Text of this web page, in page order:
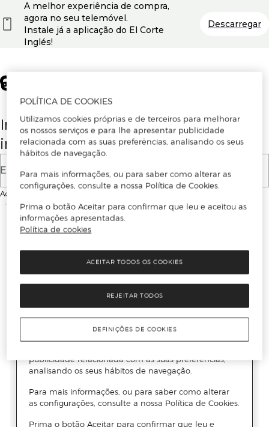
Insira o seu email para se registar ou
iniciar sessão.
E-mail
Ao continuar, aceitas as
A melhor experiência de compra,
agora no seu telemóvel.
Instale já a aplicação do El Corte
Inglés!
Descarregar
POLÍTICA DE COOKIES
Utilizamos cookies próprias e de terceiros para melhorar
os nossos serviços e para lhe apresentar publicidade
relacionada com as suas preferências, analisando os seus
hábitos de navegação.
Para mais informações, ou para saber como alterar as
configurações, consulte a nossa Política de Cookies.
Prima o botão Aceitar para confirmar que leu e aceitou as
informações apresentadas.
Política de cookies
REJEITAR TODOS
ACEITAR TODOS OS COOKIES
DEFINIÇÕES DE COOKIES